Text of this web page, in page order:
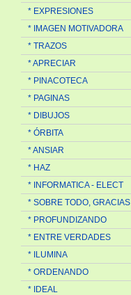
* EXPRESIONES
* IMAGEN MOTIVADORA
* TRAZOS
* APRECIAR
* PINACOTECA
* PAGINAS
* DIBUJOS
* ÓRBITA
* ANSIAR
* HAZ
* INFORMATICA - ELECT
* SOBRE TODO, GRACIAS
* PROFUNDIZANDO
* ENTRE VERDADES
* ILUMINA
* ORDENANDO
* IDEAL